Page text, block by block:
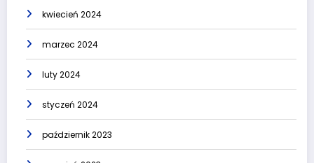
kwiecień 2024
marzec 2024
luty 2024
styczeń 2024
październik 2023